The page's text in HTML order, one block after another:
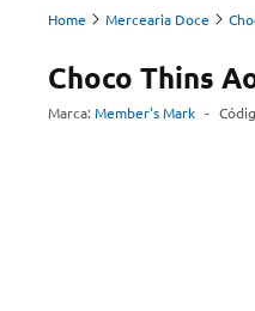
Home Mercearia Doce
Choco Thins
Marca: Member's Mark -